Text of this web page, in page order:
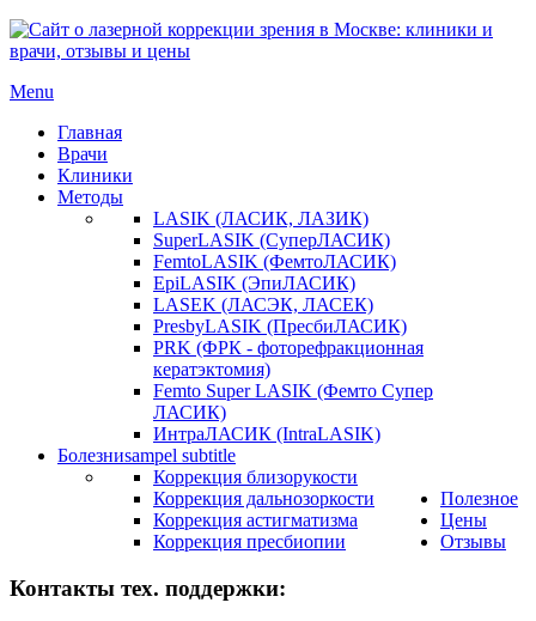
Menu
Главная
Врачи
Клиники
Методы
LASIK (ЛАСИК, ЛАЗИК)
SuperLASIK (СуперЛАСИК)
FemtoLASIK (ФемтоЛАСИК)
EpiLASIK (ЭпиЛАСИК)
LASEK (ЛАСЭК, ЛАСЕК)
PresbyLASIK (ПресбиЛАСИК)
PRK (ФРК - фоторефракционная
кератэктомия)
Femto Super LASIK (Фемто Супер
ЛАСИК)
ИнтраЛАСИК (IntraLASIK)
Болезниsampel subtitle
Коррекция близорукости
Коррекция дальнозоркости
Коррекция астигматизма
Коррекция пресбиопии
Полезное
Цены
Отзывы
Контакты тех. поддержки: